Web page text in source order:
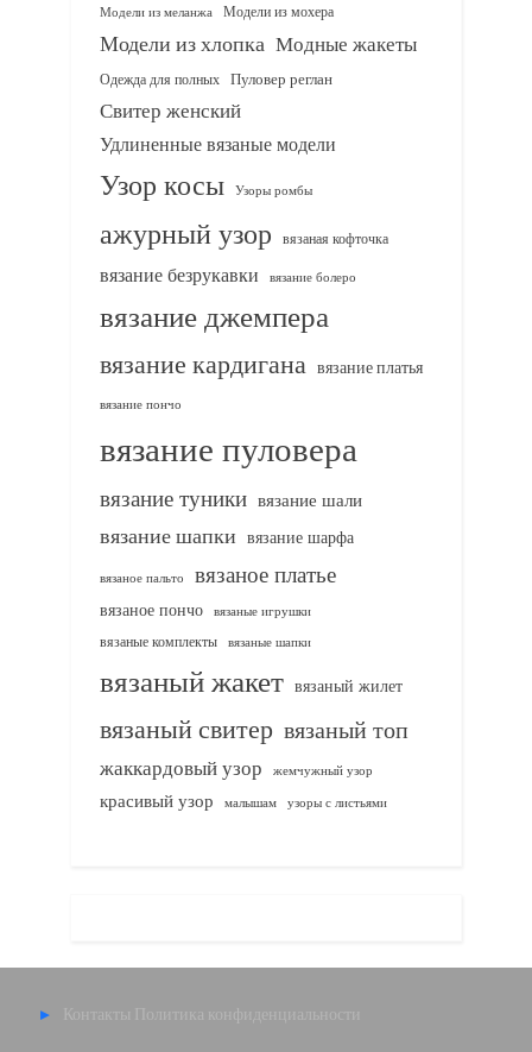
Модели из меланжа Модели из мохера
Модели из хлопка Модные жакеты
Одежда для полных Пуловер реглан
Свитер женский
Удлиненные вязаные модели
Узор косы Узоры ромбы
ажурный узор вязаная кофточка
вязание безрукавки вязание болеро
вязание джемпера
вязание кардигана вязание платья
вязание пончо
вязание пуловера
вязание туники вязание шали
вязание шапки вязание шарфа
вязаное пальто вязаное платье
вязаное пончо вязаные игрушки
вязаные комплекты
вязаные шапки
вязаный жакет вязаный жилет
вязаный свитер вязаный топ
жаккардовый узор жемчужный узор
красивый узор малышам узоры с листьями
Контакты Политика конфиденциальности